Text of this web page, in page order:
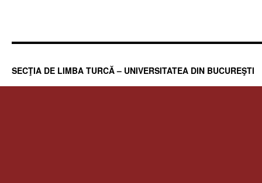
SECŢIA DE LIMBA TURCĂ – UNIVERSITATEA DIN BUCUREŞTI